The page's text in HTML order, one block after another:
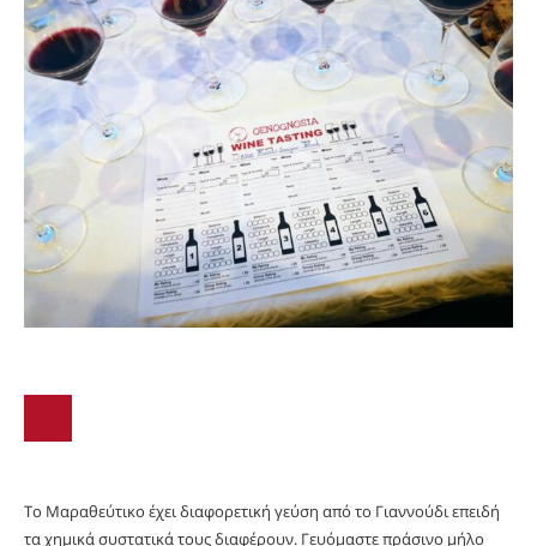
Το Μαραθεύτικο έχει διαφορετική γεύση από το Γιαννούδι επειδή
τα χημικά συστατικά τους διαφέρουν. Γευόμαστε πράσινο μήλο